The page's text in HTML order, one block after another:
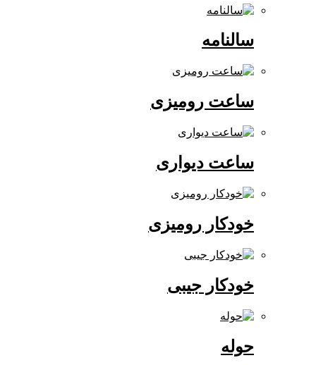
ساعت رومیزی
ساعت دیواری
خودکار رومیزی
خودکار جیبی